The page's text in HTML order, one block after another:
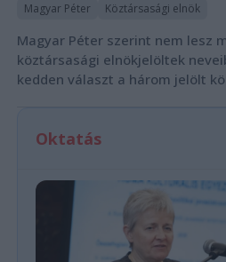
Magyar Péter Köztársasági elnök
Magyar Péter szerint nem lesz
köztársasági elnökjelöltek
kedden választ a három jelölt
Oktatás